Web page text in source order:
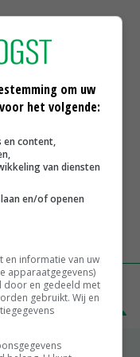
2021
nooit
over
€ 269,00
om uw
het volgende:
en content,
van diensten
en/of openen
en informatie van uw
apparaatgegevens)
door en gedeeld met
gebruikt. Wij en